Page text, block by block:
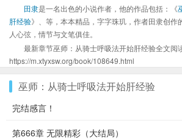
田隶是一名出色的小说作者，他的作品包括：《
肝经验》、等，本本精品，字字珠玑，作者田隶创作
人心弦，情节与文笔俱佳。
最新章节巫师：从骑士呼吸法开始肝经验全文阅
https://m.xtyxsw.org/book/108649.html
巫师：从骑士呼吸法开始肝经验
完结感言！
第666章 无限精彩（大结局）